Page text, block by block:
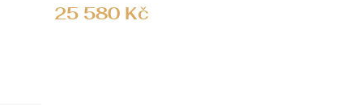
25 580 Kč